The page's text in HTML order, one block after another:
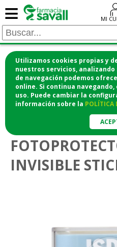
Utilizamos cookies propias y
nuestros servicios,
de navegación podemos
online. Si continua
uso. Puede cambiar la
información sobre la POLÍTICA
≡ MI
¡COMPRA
EN LA
o si lo prefieres te
Protección
INVISIBLE